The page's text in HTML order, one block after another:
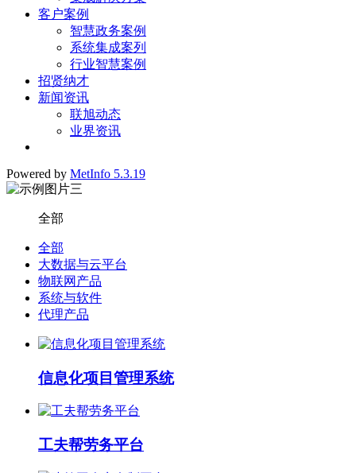
客户案例
智慧政务案例
系统集成案列
行业智慧案例
招贤纳才
新闻资讯
联旭动态
业界资讯
Powered by MetInfo 5.3.19
全部
全部
大数据与云平台
物联网产品
系统与软件
代理产品
信息化项目管理系统
工夫帮劳务平台